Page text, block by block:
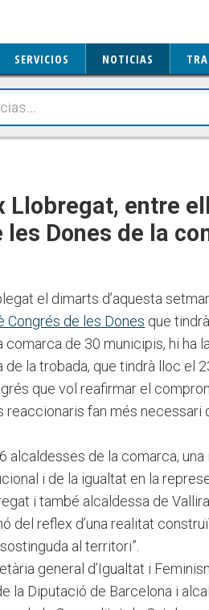
SERVICIOS NOTICIAS
Llobregat, entre
Dones de la
el dimarts d’aquesta
Congrés de les Dones que
de 30 municipis, hi ha
de la trobada, que tindrà lloc el
que vol reafirmar el
fan més necessari
alcaldesses de la comarca,
i de la igualtat en la
i també alcaldessa de
del reflex d’una realitat
al territori”.
general d’Igualtat i
la Diputació de Barcelona i